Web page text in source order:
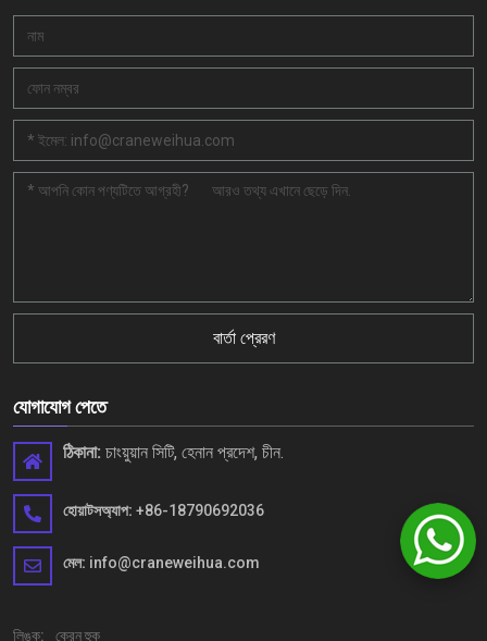
বার্তা প্রেরণ
যোগাযোগ পেতে
ঠিকানা: চাংয়ুয়ান সিটি, হেনান প্রদেশ, চীন.
হোয়াটসঅ্যাপ: +86-18790692036
মেল: info@craneweihua.com
লিঙ্ক: ক্রেন হুক